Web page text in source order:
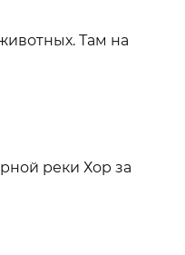
Там на
реки Хор за